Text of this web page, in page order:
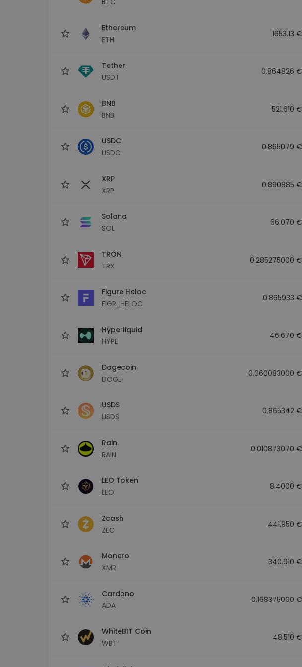
Ethereum
ETH
1653.13 €
Tether
USDT
0.864826 €
BNB
BNB
521.610 €
USDC
USDC
0.865079 €
XRP
XRP
0.890885 €
Solana
SOL
66.070 €
TRON
TRX
0.285275000 €
Figure Heloc
FIGR_HELOC
0.865933 €
Hyperliquid
HYPE
46.670 €
Dogecoin
DOGE
0.060083000 €
USDS
USDS
0.865342 €
Rain
RAIN
0.010873070 €
LEO Token
LEO
8.4000 €
Zcash
ZEC
441.950 €
Monero
XMR
340.910 €
Cardano
ADA
0.168375000 €
WhiteBIT Coin
WBT
48.510 €